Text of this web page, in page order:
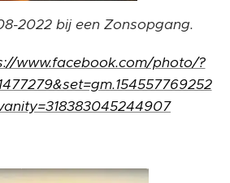
2022 bij een Zonsopgang.
www.facebook.com/photo/?